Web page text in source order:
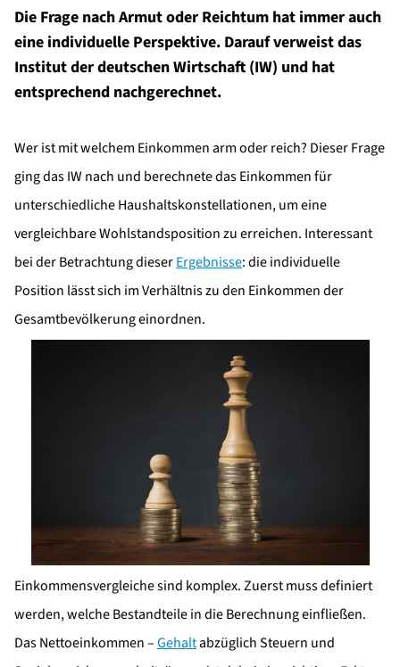
Die Frage nach Armut oder Reichtum hat immer auch
eine individuelle Perspektive. Darauf verweist das
Institut der deutschen Wirtschaft (IW) und hat
entsprechend nachgerechnet.
Wer ist mit welchem Einkommen arm oder reich? Dieser Frage
ging das IW nach und berechnete das Einkommen für
unterschiedliche Haushaltskonstellationen, um eine
vergleichbare Wohlstandsposition zu erreichen. Interessant
bei der Betrachtung dieserErgebnisse: die individuelle
Position lässt sich im Verhältnis zu den Einkommen der
Gesamtbevölkerung einordnen.
Einkommensvergleiche sind komplex. Zuerst muss definiert
werden, welche Bestandteile in die Berechnung einfließen.
Das Nettoeinkommen –Gehaltabzüglich Steuern und